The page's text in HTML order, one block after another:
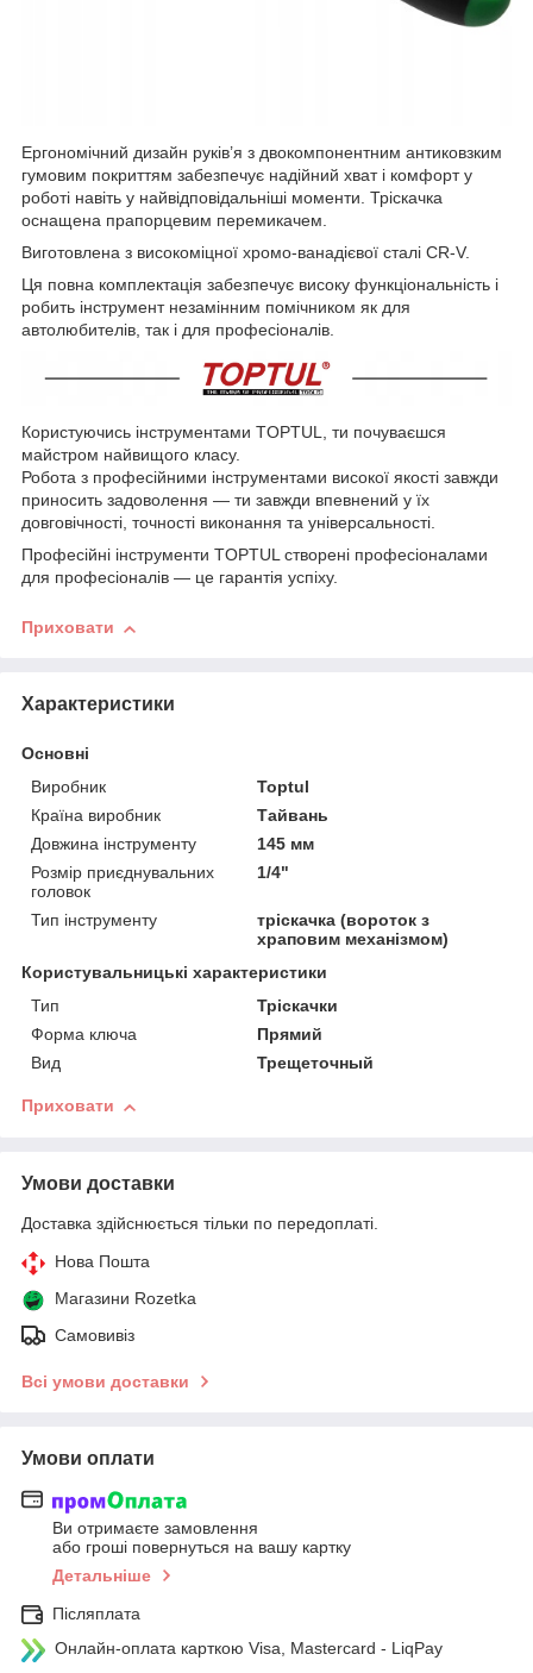
Ергономічний дизайн руків’я з двокомпонентним антиковзким
гумовим покриттям забезпечує надійний хват і комфорт у
роботі навіть у найвідповідальніші моменти. Тріскачка
оснащена прапорцевим перемикачем.
Виготовлена з високоміцної хромо-ванадієвої сталі CR-V.
Ця повна комплектація забезпечує високу функціональність і
робить інструмент незамінним помічником як для
автолюбителів, так і для професіоналів.
Користуючись інструментами TOPTUL, ти почуваєшся
майстром найвищого класу.
Робота з професійними інструментами високої якості завжди
приносить задоволення — ти завжди впевнений у їх
довговічності, точності виконання та універсальності.
Професійні інструменти TOPTUL створені професіоналами
для професіоналів — це гарантія успіху.
Приховати
Характеристики
Основні
Виробник
Toptul
Країна виробник
Тайвань
Довжина інструменту
145 мм
Розмір приєднувальних
головок
1/4"
Тип інструменту
тріскачка (вороток з
храповим механізмом)
Користувальницькі характеристики
Тип
Тріскачки
Форма ключа
Прямий
Вид
Трещеточный
Приховати
Умови доставки
Доставка здійснюється тільки по передоплаті.
Нова Пошта
Магазини Rozetka
Самовивіз
Всі умови доставки
Умови оплати
Ви отримаєте замовлення
або гроші повернуться на вашу картку
Детальніше
Післяплата
Онлайн-оплата карткою Visa, Mastercard - LiqPay